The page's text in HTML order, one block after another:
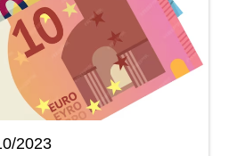
2023